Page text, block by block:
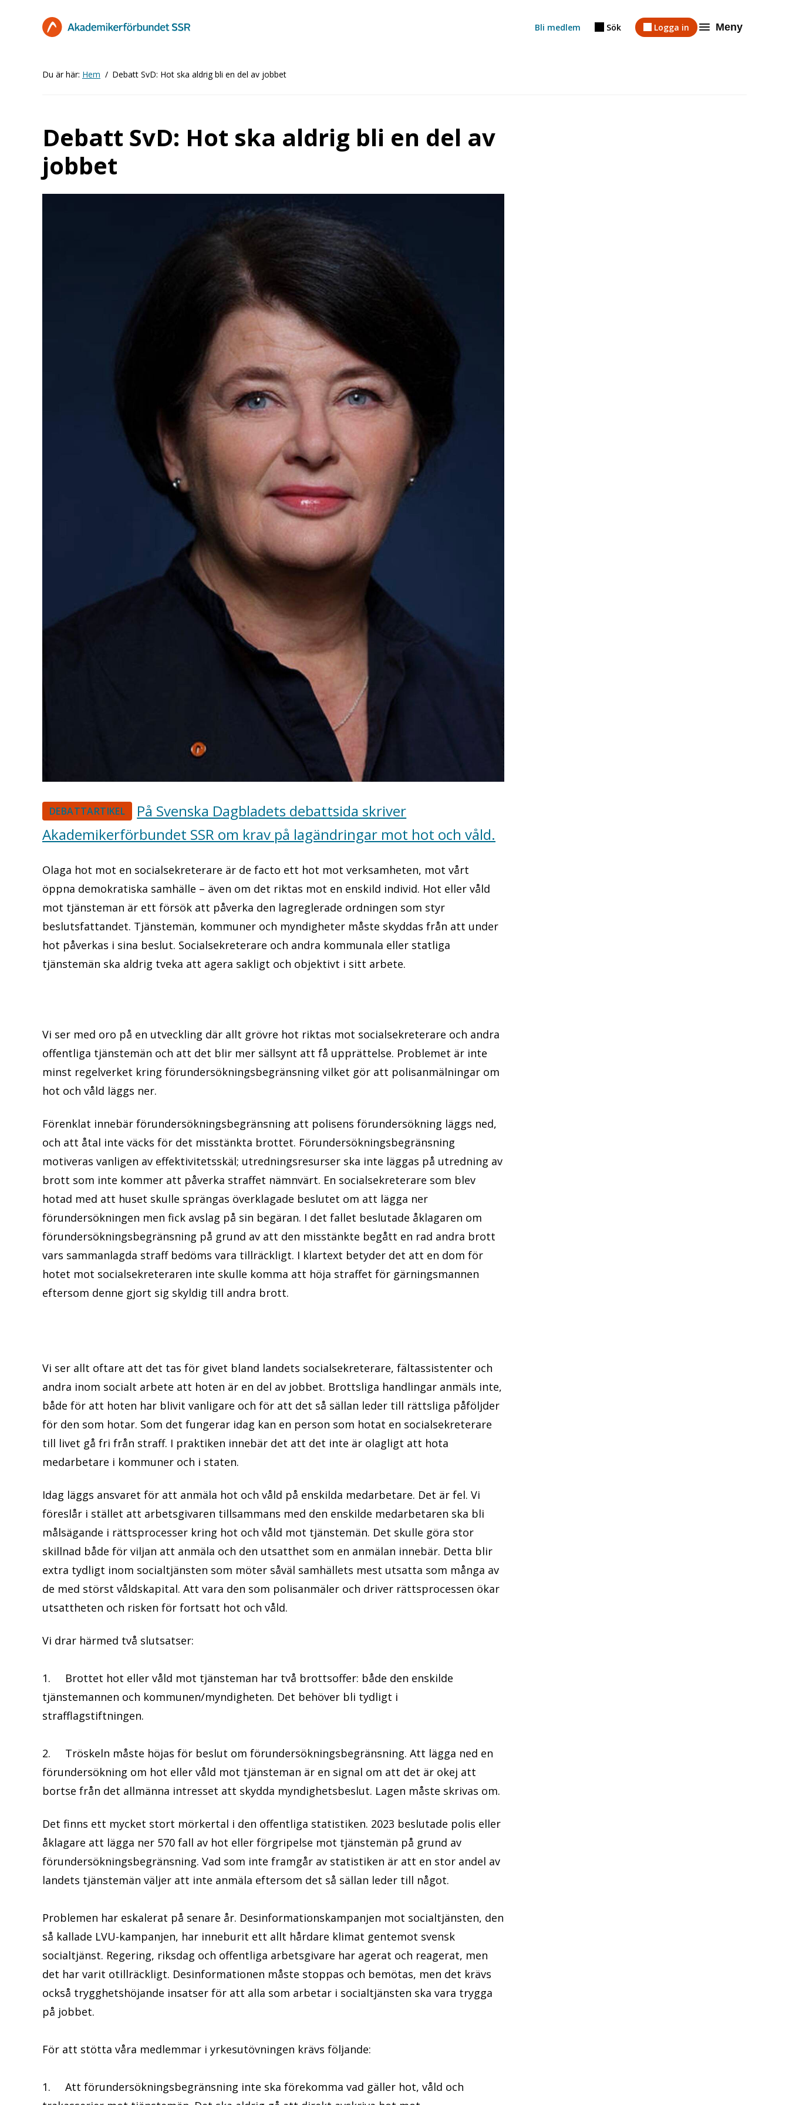
Bli medlem Sök Logga in Meny
Du är här: Hem Debatt SvD: Hot ska aldrig bli en del av jobbet
Debatt SvD: Hot ska aldrig bli en del av
jobbet
DEBATTARTIKEL
På Svenska Dagbladets debattsida skriver
Akademikerförbundet SSR om krav på lagändringar mot hot och våld.
Olaga hot mot en socialsekreterare är de facto ett hot mot verksamheten, mot vårt
öppna demokratiska samhälle – även om det riktas mot en enskild individ. Hot eller våld
mot tjänsteman är ett försök att påverka den lagreglerade ordningen som styr
beslutsfattandet. Tjänstemän, kommuner och myndigheter måste skyddas från att under
hot påverkas i sina beslut. Socialsekreterare och andra kommunala eller statliga
tjänstemän ska aldrig tveka att agera sakligt och objektivt i sitt arbete.
Vi ser med oro på en utveckling där allt grövre hot riktas mot socialsekreterare och andra
offentliga tjänstemän och att det blir mer sällsynt att få upprättelse. Problemet är inte
minst regelverket kring förundersökningsbegränsning vilket gör att polisanmälningar om
hot och våld läggs ner.
Förenklat innebär förundersökningsbegränsning att polisens förundersökning läggs ned,
och att åtal inte väcks för det misstänkta brottet. Förundersöknings­begränsning
motiveras vanligen av effektivitetsskäl; utredningsresurser ska inte läggas på utredning av
brott som inte kommer att påverka straffet nämnvärt. En socialsekreterare som blev
hotad med att huset skulle sprängas överklagade beslutet om att lägga ner
förundersökningen men fick avslag på sin begäran. I det fallet beslutade åklagaren om
förundersökningsbegränsning på grund av att den misstänkte begått en rad andra brott
vars sammanlagda straff bedöms vara tillräckligt. I klartext betyder det att en dom för
hotet mot socialsekreteraren inte skulle komma att höja straffet för gärningsmannen
eftersom denne gjort sig skyldig till andra brott.
Vi ser allt oftare att det tas för givet bland landets socialsekreterare, fältassistenter och
andra inom socialt arbete att hoten är en del av jobbet. Brottsliga handlingar anmäls inte,
både för att hoten har blivit vanligare och för att det så sällan leder till rättsliga påföljder
för den som hotar. Som det fungerar idag kan en person som hotat en socialsekreterare
till livet gå fri från straff. I praktiken innebär det att det inte är olagligt att hota
medarbetare i kommuner och i staten.
Idag läggs ansvaret för att anmäla hot och våld på enskilda medarbetare. Det är fel. Vi
föreslår i stället att arbetsgivaren tillsammans med den enskilde medarbetaren ska bli
målsägande i rättsprocesser kring hot och våld mot tjänstemän. Det skulle göra stor
skillnad både för viljan att anmäla och den utsatthet som en anmälan innebär. Detta blir
extra tydligt inom socialtjänsten som möter såväl samhällets mest utsatta som många av
de med störst våldskapital. Att vara den som polisanmäler och driver rättsprocessen ökar
utsattheten och risken för fortsatt hot och våld.
Vi drar härmed två slutsatser:
1. Brottet hot eller våld mot tjänsteman har två brottsoffer: både den enskilde
tjänstemannen och kommunen/myndigheten. Det behöver bli tydligt i
strafflagstiftningen.
2. Tröskeln måste höjas för beslut om förundersökningsbegränsning. Att lägga ned en
förundersökning om hot eller våld mot tjänsteman är en signal om att det är okej att
bortse från det allmänna intresset att skydda myndighetsbeslut. Lagen måste skrivas om.
Det finns ett mycket stort mörkertal i den offentliga statistiken. 2023 beslutade polis eller
åklagare att lägga ner 570 fall av hot eller förgripelse mot tjänstemän på grund av
förundersökningsbegränsning. Vad som inte framgår av statistiken är att en stor andel av
landets tjänstemän väljer att inte anmäla eftersom det så sällan leder till något.
Problemen har eskalerat på senare år. Desinformationskampanjen mot socialtjänsten, den
så kallade LVU-kampanjen, har inneburit ett allt hårdare klimat gentemot svensk
socialtjänst. Regering, riksdag och offentliga arbetsgivare har agerat och reagerat, men
det har varit otillräckligt. Desinformationen måste stoppas och bemötas, men det krävs
också trygghetshöjande insatser för att alla som arbetar i socialtjänsten ska vara trygga
på jobbet.
För att stötta våra medlemmar i yrkesutövningen krävs följande:
1. Att förundersökningsbegränsning inte ska förekomma vad gäller hot, våld och